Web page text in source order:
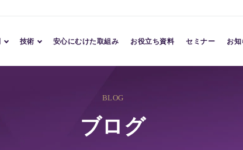
技術
Assessment AI TM
安心にむけた取組み お役立ち資料 セミナー お知
BLOG
ブログ